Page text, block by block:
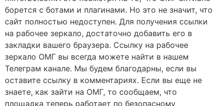
борется с ботами и плагинами. Но это не значит, что
сайт полностью недоступен. Для получения ссылки
на рабочее зеркало, достаточно добавить его в
закладки вашего браузера. Ссылку на рабочее
зеркало ОМГ вы всегда можете найти в нашем
Телеграм канале. Мы будем благодарны, если вы
оставите ссылку в комментариях. Если вы еще не
знаете, как зайти на ОМГ, то сообщаем, что
площадка теперь работает по безопасному